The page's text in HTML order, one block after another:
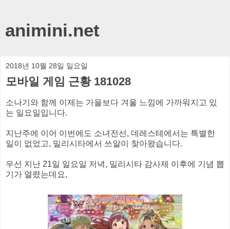
animini.net
2018년 10월 28일 일요일
모바일 게임 근황 181028
소나기와 함께 이제는 가을보다 겨울 느낌에 가까워지고 있
는 일요일입니다.
지난주에 이어 이번에도 소녀전선, 데레스테에서는 특별한
일이 없었고, 밀리시타에서 쓰알이 찾아왔습니다.
우선 지난 21일 일요일 저녁, 밀리시타 감사제 이후에 기념 뽑
기가 열렸는데요,